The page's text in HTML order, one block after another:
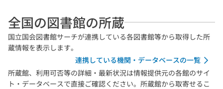
全国の図書館の所蔵
国立国会図書館サーチが連携している各図書館等から取得した所
蔵情報を表示します。
連携している機関・データベースの一覧
所蔵館、利用可否等の詳細・最新状況は情報提供元の各館のサイ
ト・データベースで直接ご確認ください。所蔵館から取寄せるこ